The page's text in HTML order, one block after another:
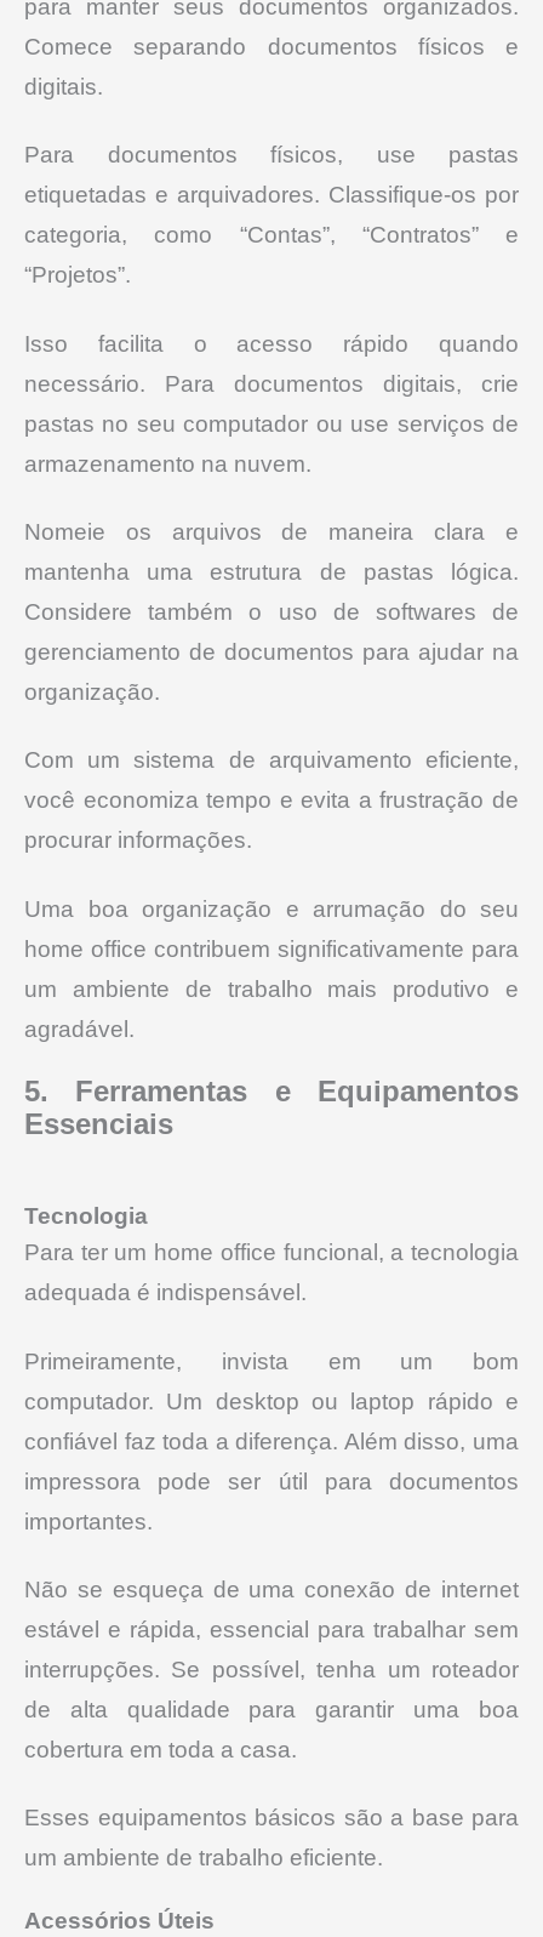
para manter seus documentos organizados.
Comece separando documentos físicos e
digitais.
Para documentos físicos, use pastas
etiquetadas e arquivadores. Classifique-os por
categoria, como “Contas”, “Contratos” e
“Projetos”.
Isso facilita o acesso rápido quando
necessário. Para documentos digitais, crie
pastas no seu computador ou use serviços de
armazenamento na nuvem.
Nomeie os arquivos de maneira clara e
mantenha uma estrutura de pastas lógica.
Considere também o uso de softwares de
gerenciamento de documentos para ajudar na
organização.
Com um sistema de arquivamento eficiente,
você economiza tempo e evita a frustração de
procurar informações.
Uma boa organização e arrumação do seu
home office contribuem significativamente para
um ambiente de trabalho mais produtivo e
agradável.
5. Ferramentas e Equipamentos
Essenciais
Tecnologia
Para ter um home office funcional, a tecnologia
adequada é indispensável.
Primeiramente, invista em um bom
computador. Um desktop ou laptop rápido e
confiável faz toda a diferença. Além disso, uma
impressora pode ser útil para documentos
importantes.
Não se esqueça de uma conexão de internet
estável e rápida, essencial para trabalhar sem
interrupções. Se possível, tenha um roteador
de alta qualidade para garantir uma boa
cobertura em toda a casa.
Esses equipamentos básicos são a base para
um ambiente de trabalho eficiente.
Acessórios Úteis